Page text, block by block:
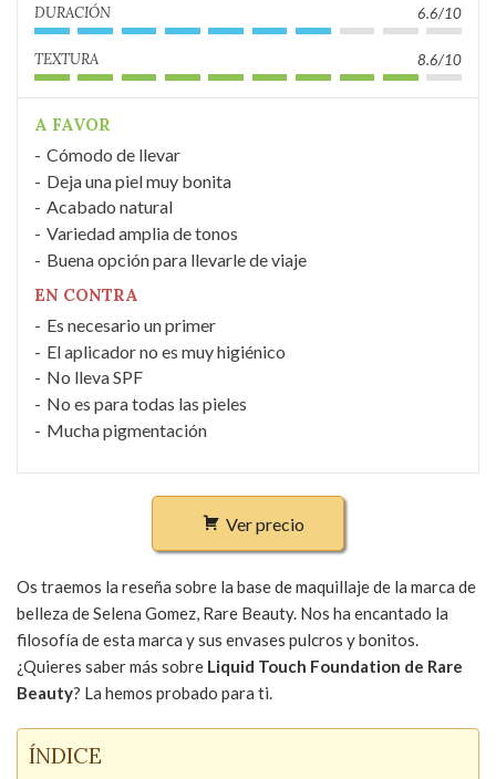
DURACIÓN 6.6/10
TEXTURA 8.6/10
A FAVOR
Cómodo de llevar
Deja una piel muy bonita
Acabado natural
Variedad amplia de tonos
Buena opción para llevarle de viaje
EN CONTRA
Es necesario un primer
El aplicador no es muy higiénico
No lleva SPF
No es para todas las pieles
Mucha pigmentación
Ver precio
Os traemos la reseña sobre la base de maquillaje de la marca de
belleza de Selena Gomez, Rare Beauty. Nos ha encantado la
filosofía de esta marca y sus envases pulcros y bonitos.
¿Quieres saber más sobre Liquid Touch Foundation de Rare
Beauty? La hemos probado para ti.
ÍNDICE